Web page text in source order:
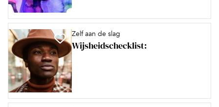
Zelf aan de slag
Wijsheidschecklist: